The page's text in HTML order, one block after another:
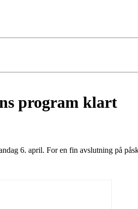
program klart
6. april. For en fin avslutning på